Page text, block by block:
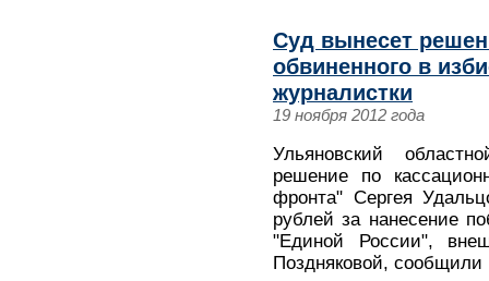
Суд вынесет
обвиненного в
журналистки
19 ноября 2012 года
Ульяновский
решение по
фронта" Сергея
рублей за нанесение
"Единой России",
Поздняковой, сообщили